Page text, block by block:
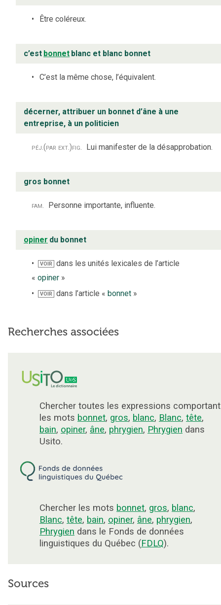
Être coléreux.
c’est bonnet blanc et blanc bonnet
C’est la même chose, l’équivalent.
décerner, attribuer un bonnet d’âne à une
entreprise, à un politicien
péj.(par ext.)fig. Lui manifester de la désapprobation.
gros bonnet
fam. Personne importante, influente.
opiner du bonnet
VOIR
dans les unités lexicales de l’article
« opiner »
VOIR dans l’article «bonnet »
Recherches associées
Chercher toutes les expressions comportant
les mots bonnet, gros, blanc, Blanc, tête,
bain, opiner, âne, phrygien, Phrygien dans
Usito.
Chercher les mots bonnet, gros, blanc,
Blanc, tête, bain, opiner, âne, phrygien,
Phrygien dans le Fonds de données
linguistiques du Québec (FDLQ).
Sources